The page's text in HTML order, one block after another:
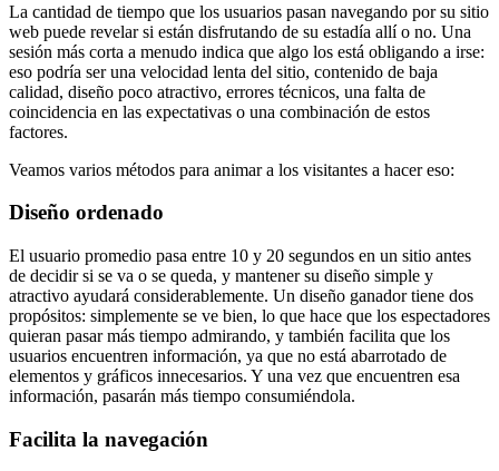
La cantidad de tiempo que los usuarios pasan navegando por su sitio
web puede revelar si están disfrutando de su estadía allí o no. Una
sesión más corta a menudo indica que algo los está obligando a irse:
eso podría ser una velocidad lenta del sitio, contenido de baja
calidad, diseño poco atractivo, errores técnicos, una falta de
coincidencia en las expectativas o una combinación de estos
factores.
Veamos varios métodos para animar a los visitantes a hacer eso:
Diseño ordenado
El usuario promedio pasa entre 10 y 20 segundos en un sitio antes
de decidir si se va o se queda, y mantener su diseño simple y
atractivo ayudará considerablemente. Un diseño ganador tiene dos
propósitos: simplemente se ve bien, lo que hace que los espectadores
quieran pasar más tiempo admirando, y también facilita que los
usuarios encuentren información, ya que no está abarrotado de
elementos y gráficos innecesarios. Y una vez que encuentren esa
información, pasarán más tiempo consumiéndola.
Facilita la navegación